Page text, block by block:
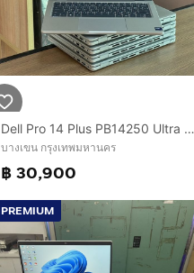
Dell Pro 14 Plus PB14250 Ultra 7-255U SSD512GB RAM16GB DDR5 Win 11Pro คีย์ไฟ สินค้ามือสอง สำหรับงานคำนวน งานประสิทธิภาพสูง งานสำนักงาน ประกั
บางเขน กรุงเทพมหานคร
฿ 30,900
PREMIUM